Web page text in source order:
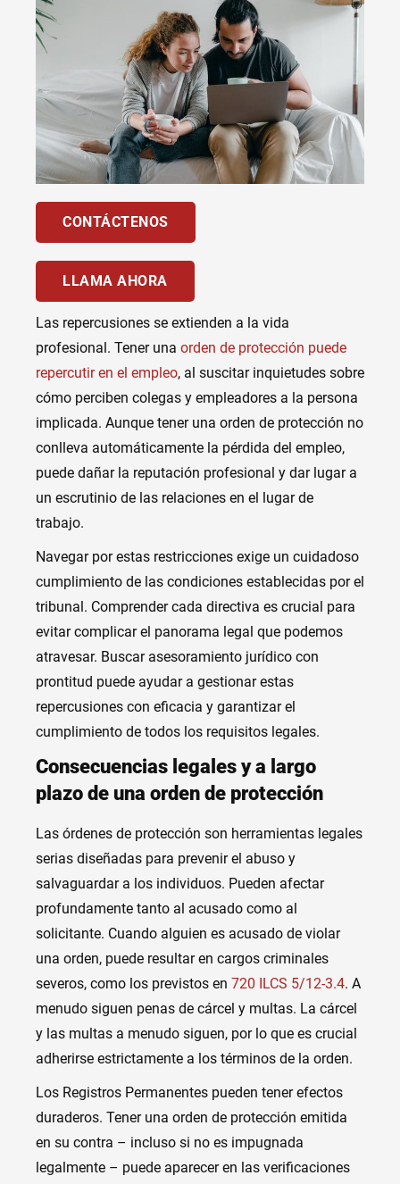
CONTÁCTENOS
LLAMA AHORA
Las repercusiones se extienden a la vida
profesional. Tener una orden de protección puede
repercutir en el empleo, al suscitar inquietudes sobre
cómo perciben colegas y empleadores a la persona
implicada. Aunque tener una orden de protección no
conlleva automáticamente la pérdida del empleo,
puede dañar la reputación profesional y dar lugar a
un escrutinio de las relaciones en el lugar de
trabajo.
Navegar por estas restricciones exige un cuidadoso
cumplimiento de las condiciones establecidas por el
tribunal. Comprender cada directiva es crucial para
evitar complicar el panorama legal que podemos
atravesar. Buscar asesoramiento jurídico con
prontitud puede ayudar a gestionar estas
repercusiones con eficacia y garantizar el
cumplimiento de todos los requisitos legales.
Consecuencias legales y a largo
plazo de una orden de protección
Las órdenes de protección son herramientas legales
serias diseñadas para prevenir el abuso y
salvaguardar a los individuos. Pueden afectar
profundamente tanto al acusado como al
solicitante. Cuando alguien es acusado de violar
una orden, puede resultar en cargos criminales
severos, como los previstos en 720 ILCS 5/12-3.4. A
menudo siguen penas de cárcel y multas. La cárcel
y las multas a menudo siguen, por lo que es crucial
adherirse estrictamente a los términos de la orden.
Los Registros Permanentes pueden tener efectos
duraderos. Tener una orden de protección emitida
en su contra – incluso si no es impugnada
legalmente – puede aparecer en las verificaciones